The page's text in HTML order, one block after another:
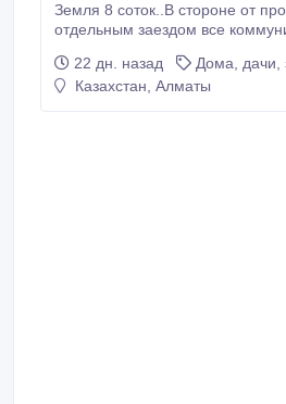
Земля 8 соток..В стороне от
отдельным заездом все
22 дн. назад
Дома, дачи,
Казахстан, Алматы